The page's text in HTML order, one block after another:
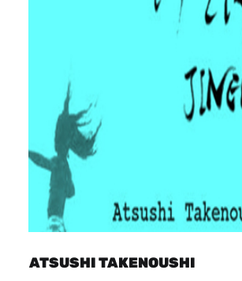
ATSUSHI TAKENOUSHI